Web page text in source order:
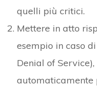
quelli più critici.
Mettere in atto
esempio in caso
Denial of
automaticamente